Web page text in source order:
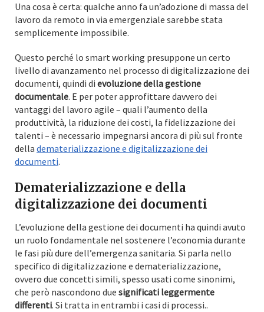
Una cosa è certa: qualche anno fa un’adozione di massa del
lavoro da remoto in via emergenziale sarebbe stata
semplicemente impossibile.
Questo perché lo smart working presuppone un certo
livello di avanzamento nel processo di digitalizzazione dei
documenti, quindi di evoluzione della gestione
documentale. E per poter approfittare davvero dei
vantaggi del lavoro agile – quali l’aumento della
produttività, la riduzione dei costi, la fidelizzazione dei
talenti – è necessario impegnarsi ancora di più sul fronte
della dematerializzazione e digitalizzazione dei
documenti.
Dematerializzazione e della
digitalizzazione dei documenti
L’evoluzione della gestione dei documenti ha quindi avuto
un ruolo fondamentale nel sostenere l’economia durante
le fasi più dure dell’emergenza sanitaria. Si parla nello
specifico di digitalizzazione e dematerializzazione,
ovvero due concetti simili, spesso usati come sinonimi,
che però nascondono due significati leggermente
differenti. Si tratta in entrambi i casi di processi..